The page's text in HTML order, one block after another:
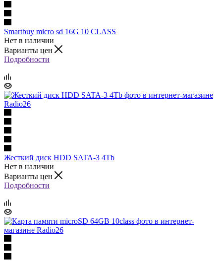
Smartbuy micro sd 16G 10 CLASS
Нет в наличии
Варианты цен
Подробности
Жесткий диск HDD SATA-3 4Tb
Нет в наличии
Варианты цен
Подробности